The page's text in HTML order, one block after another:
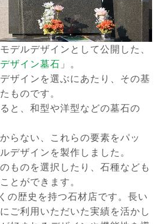
デルデザインとして公開した、
ザイン墓石 」。
ザインを選ぶにあたり、その基
ものです。
と、和型や洋型などの墓石の
らない、これらの要素をパッ
デザインを製作しました。
ものを選択したり、石種なども
とができます。
の歴史を持つ石材店です。 長い
ご利用いただいた実績を活かし